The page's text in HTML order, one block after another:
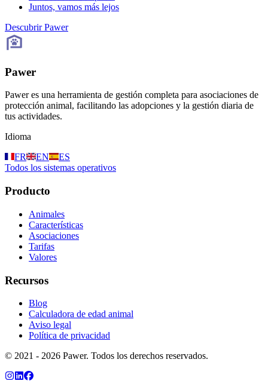
Juntos, vamos más lejos
Descubrir Pawer
Pawer
Pawer es una herramienta de gestión completa para asociaciones de
protección animal, facilitando las adopciones y la gestión diaria de
tus actividades.
Idioma
FR
EN
ES
Todos los sistemas operativos
Producto
Animales
Características
Asociaciones
Tarifas
Valores
Recursos
Blog
Calculadora de edad animal
Aviso legal
Política de privacidad
© 2021 - 2026 Pawer. Todos los derechos reservados.